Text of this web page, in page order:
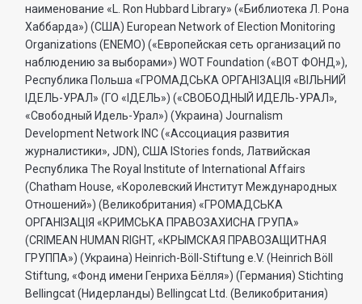
наименование «L. Ron Hubbard Library» («Библиотека Л. Рона
Хаббарда») (США) European Network of Election Monitoring
Organizations (ENEMO) («Европейская сеть организаций по
наблюдению за выборами») WOT Foundation («ВОТ ФОНД»),
Республика Польша «ГРОМАДСЬКА ОРГАНI3АЦIЯ «ВIЛЬНИЙ
IДЕЛЬ-УРАЛ» (ГО «IДЕЛЬ») («СВОБОДНЫЙ ИДЕЛЬ-УРАЛ»,
«Свободный Идель-Урал») (Украина) Journalism
Development Network INC («Ассоциация развития
журналистики», JDN), США IStories fonds, Латвийская
Республика The Royal Institute of International Affairs
(Chatham House, «Королевский Институт Международных
Отношений») (Великобритания) «ГРОМАДСЬКА
ОРГАНIЗАЦIЯ «КРИМСЬКА ПРАВОЗАХИСНА ГРУПА»
(CRIMEAN HUMAN RIGHT, «КРЫМСКАЯ ПРАВОЗАЩИТНАЯ
ГРУППА») (Украина) Heinrich-Böll-Stiftung e.V. (Heinrich Böll
Stiftung, «Фонд имени Генриха Бёлля») (Германия) Stichting
Bellingcat (Нидерланды) Bellingcat Ltd. (Великобритания)